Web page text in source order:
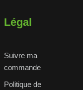
Légal
Suivre ma
commande
Politique de